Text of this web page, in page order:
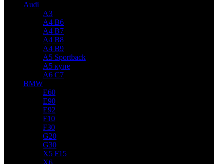
Audi
A3
A4 B6
A4 B7
A4 B8
A4 B9
A5 Sportback
A5 купе
A6 C7
BMW
E60
E90
E92
F10
F30
G20
G30
X5 F15
X6